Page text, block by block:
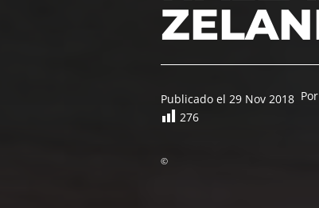
Publicado el 29 Nov 2018 Por
276
©